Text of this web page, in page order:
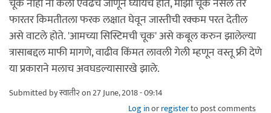
फारतर किमतीतला फरक लक्षात घेवून जास्तीची रक्कम परत देतील
असे वाटले होते. 'आमच्या सिस्टिमची चूक' असे कबूल करुन झालेल्या
त्रासाबद्दल माफी मागणे, वाढीव किंमत लावली गेली म्हणून वस्तू फ्री देणे
या प्रकाराने मलाच अवघडल्यासारखे झाले.
Submitted byस्वाती२on 27 June, 2018 - 09:14
Log inorregisterto post comments